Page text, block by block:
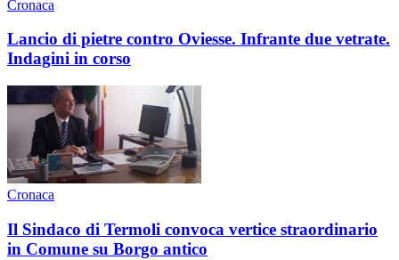
Cronaca
Lancio di pietre contro Oviesse. Infrante due vetrate.
Indagini in corso
Cronaca
Il Sindaco di Termoli convoca vertice straordinario
in Comune su Borgo antico